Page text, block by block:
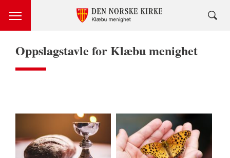
Oppslagstavle for Klæbu menighet